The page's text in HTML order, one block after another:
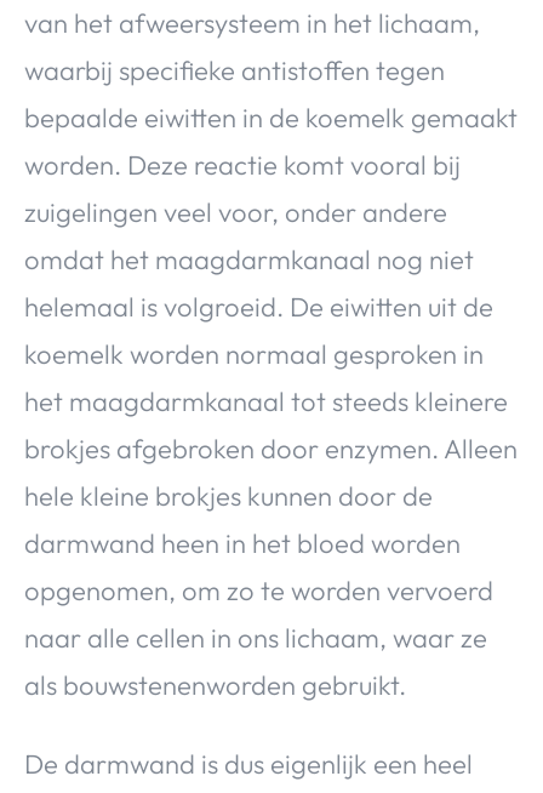
VALERIE'S CHOICE
Food & Drinks Health & Beauty Gadgets
Huis & Tuin
Travel
Lifestyle
van het afweersysteem in het lichaam,
waarbij specifieke antistoffen tegen
bepaalde eiwitten in de koemelk gemaakt
worden. Deze reactie komt vooral bij
zuigelingen veel voor, onder andere
omdat het maagdarmkanaal nog niet
helemaal is volgroeid. De eiwitten uit de
koemelk worden normaal gesproken in
het maagdarmkanaal tot steeds kleinere
brokjes afgebroken door enzymen. Alleen
hele kleine brokjes kunnen door de
darmwand heen in het bloed worden
opgenomen, om zo te worden vervoerd
naar alle cellen in ons lichaam, waar ze
als bouwstenenworden gebruikt.
De darmwand is dus eigenlijk een heel